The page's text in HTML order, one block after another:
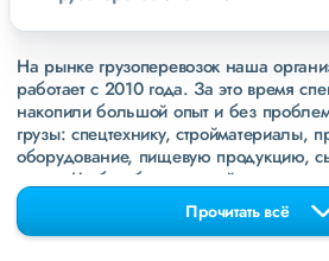
На рынке грузоперевозок наша
работает с 2010 года. За это время
накопили большой опыт и без
грузы: спецтехнику, стройматериалы,
оборудование, пищевую продукцию,
грузы. Чтобы убедиться зайдите в
свежие примеры перевозок, которые
раз в неделю. Также недавно мы
направления вДНРиЛНР.
Прочитать всё